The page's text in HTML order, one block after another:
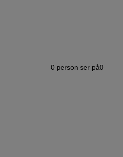
0 person ser på0